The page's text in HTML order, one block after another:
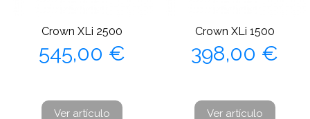
Crown XLi 2500
Precio
545,00 €
Ver artículo
Crown XLi 1500
Precio
398,00 €
Ver artículo